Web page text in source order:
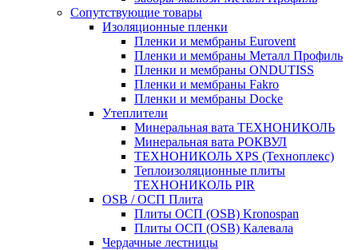
Сопутствующие товары
Изоляционные пленки
Пленки и мембраны Eurovent
Пленки и мембраны Металл Профиль
Пленки и мембраны ONDUTISS
Пленки и мембраны Fakro
Пленки и мембраны Docke
Утеплители
Минеральная вата ТЕХНОНИКОЛЬ
Минеральная вата РОКВУЛ
ТЕХНОНИКОЛЬ XPS (Техноплекс)
Теплоизоляционные плиты
ТЕХНОНИКОЛЬ PIR
OSB / ОСП Плита
Плиты ОСП (OSB) Kronospan
Плиты ОСП (OSB) Калевала
Чердачные лестницы